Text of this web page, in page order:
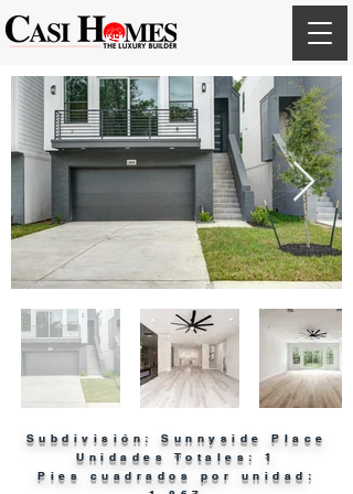
Subdivisión: Sunnyside Place
Unidades Totales: 1
Pies cuadrados por unidad: